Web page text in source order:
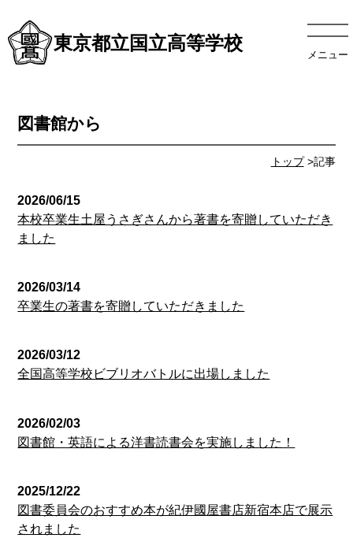
東京都立国立高等学校
メニュー
トップ>記事
図書館から
2026/06/15
本校卒業生土屋うさぎさんから著書を寄贈していただき
ました
2026/03/14
卒業生の著書を寄贈していただきました
2026/03/12
全国高等学校ビブリオバトルに出場しました
2026/02/03
図書館・英語による洋書読書会を実施しました！
2025/12/22
図書委員会のおすすめ本が紀伊國屋書店新宿本店で展示
されました